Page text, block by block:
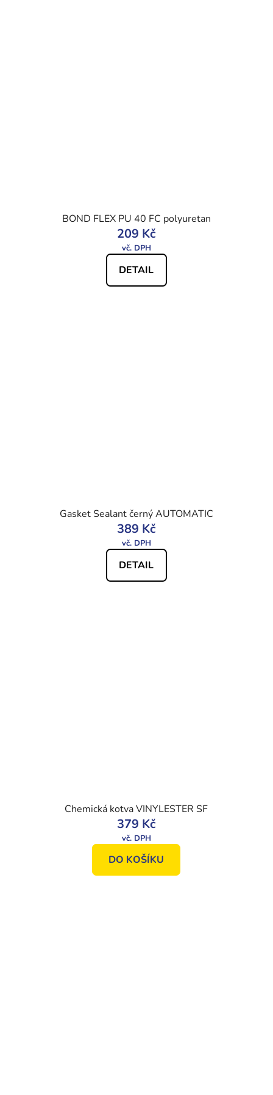
BOND FLEX PU 40 FC polyuretan
209 Kč
DETAIL
Gasket Sealant černý AUTOMATIC
389 Kč
DETAIL
Chemická kotva VINYLESTER SF
379 Kč
DO KOŠÍKU